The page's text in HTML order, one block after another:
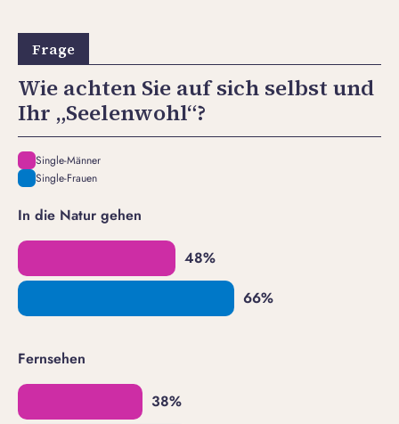
Wie achten Sie auf sich selbst und
Ihr „Seelenwohl“?
Single-Männer
Single-Frauen
In die Natur gehen
Fernsehen